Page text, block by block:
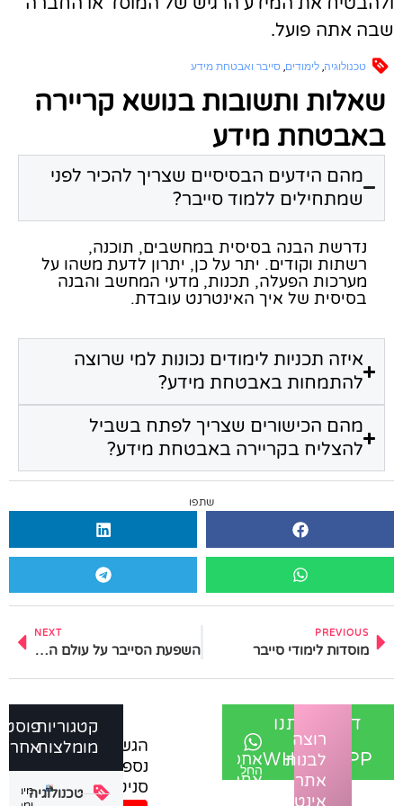
אתה פועל.
טכנולוגיה,לימודים,סייבר ואבטחת מידע
שאלות ותשובות בנושא קריירה
באבטחת מידע
מהם הידעים הבסיסיים שצריך להכיר לפני
שמתחילים ללמוד סייבר?
נדרשת הבנה בסיסית במחשבים, תוכנה,
רשתות וקודים. יתר על כן, יתרון לדעת משהו על
מערכות הפעלה, תכנות, מדעי המחשב והבנה
בסיסית של איך האינטרנט עובדת.
איזה תכניות לימודים נכונות למי שרוצה
להתמחות באבטחת מידע?
מהם הכישורים שצריך לפתח בשביל
להצליח בקריירה באבטחת מידע?
שתפו
PREVIOUS
מוסדות לימודי סייבר
NEXT
השפעת הסייבר על עולם העסקים
דברו איתנו
ב-
WHATSAPPאחסון
אתרים
החל
פוסטים
אחרונים
מים קרים
הגשת
נספח
סניטרי
קטגוריות
מומלצות
טכנולוגיה
רוצה
לבנות
אתר
אינטרנט